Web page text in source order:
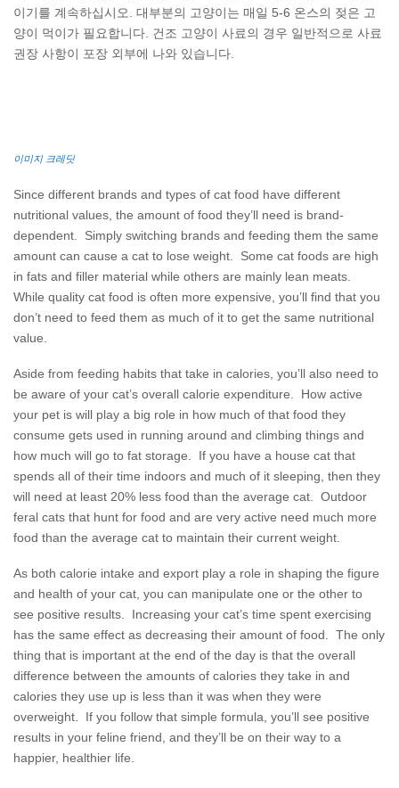
이기를 계속하십시오. 대부분의 고양이는 매일 5-6 온스의 젖은 고
양이 먹이가 필요합니다. 건조 고양이 사료의 경우 일반적으로 사료
권장 사항이 포장 외부에 나와 있습니다.
이미지 크레딧
Since different brands and types of cat food have different
nutritional values, the amount of food they’ll need is brand-
dependent. Simply switching brands and feeding them the same
amount can cause a cat to lose weight. Some cat foods are high
in fats and filler material while others are mainly lean meats.
While quality cat food is often more expensive, you’ll find that you
don’t need to feed them as much of it to get the same nutritional
value.
Aside from feeding habits that take in calories, you’ll also need to
be aware of your cat’s overall calorie expenditure. How active
your pet is will play a big role in how much of that food they
consume gets used in running around and climbing things and
how much will go to fat storage. If you have a house cat that
spends all of their time indoors and much of it sleeping, then they
will need at least 20% less food than the average cat. Outdoor
feral cats that hunt for food and are very active need much more
food than the average cat to maintain their current weight.
As both calorie intake and export play a role in shaping the figure
and health of your cat, you can manipulate one or the other to
see positive results. Increasing your cat’s time spent exercising
has the same effect as decreasing their amount of food. The only
thing that is important at the end of the day is that the overall
difference between the amounts of calories they take in and
calories they use up is less than it was when they were
overweight. If you follow that simple formula, you’ll see positive
results in your feline friend, and they’ll be on their way to a
happier, healthier life.